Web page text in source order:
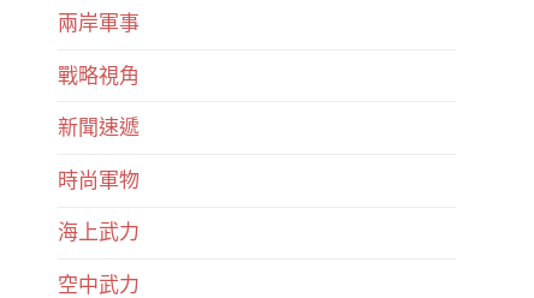
兩岸軍事
戰略視角
新聞速遞
時尚軍物
海上武力
空中武力